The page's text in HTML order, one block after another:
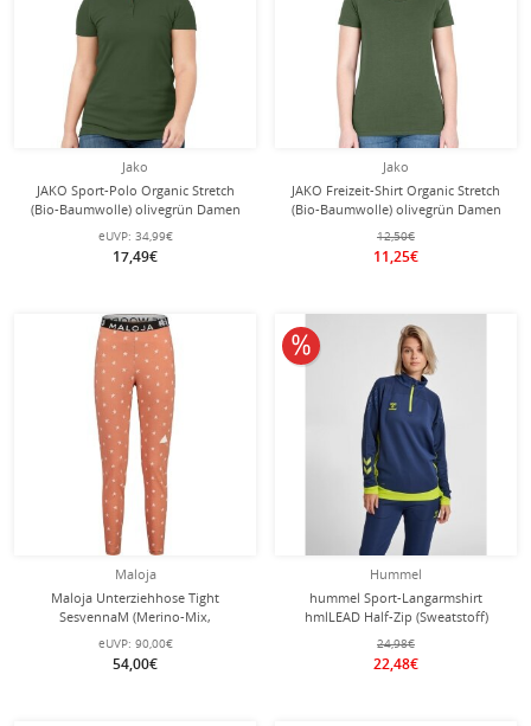
Jako
JAKO Sport-Polo Organic Stretch
(Bio-Baumwolle) olivegrün Damen
eUVP: 34,99€
17,49€
Jako
JAKO Freizeit-Shirt Organic Stretch
(Bio-Baumwolle) olivegrün Damen
12,50€
11,25€
Maloja
Maloja Unterziehhose Tight
SesvennaM (Merino-Mix,
wärmeisolierung) rose/orange
Damen
eUVP: 90,00€
54,00€
Hummel
hummel Sport-Langarmshirt
hmlLEAD Half-Zip (Sweatstoff)
denimblau Damen
24,98€
22,48€
10% reduziert